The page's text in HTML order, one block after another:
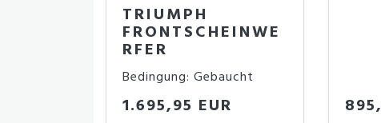
TRIUMPH
FRONTSCHEINWE
RFER
Bedingung: Gebaucht
1.695,95 EUR